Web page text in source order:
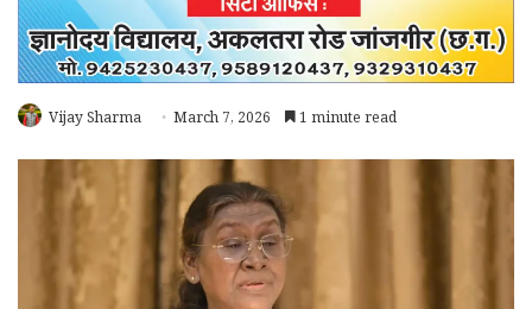
Vijay Sharma March 7, 2026 1 minute read